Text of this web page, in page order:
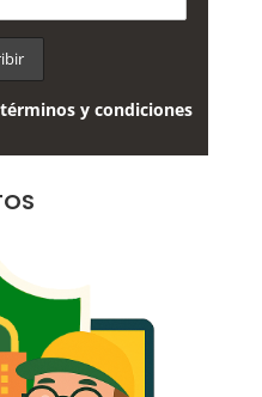
y condiciones